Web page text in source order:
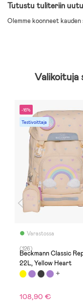
Tutustu tuliteriin
Olemme koonneet
Valikoituja
-16%
Testivoittaja
Varastossa
(126)
Beckmann Classic
22L, Yellow Heart
108,90 €